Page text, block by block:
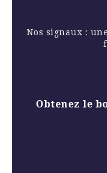
Nos signaux :
Obtenez le